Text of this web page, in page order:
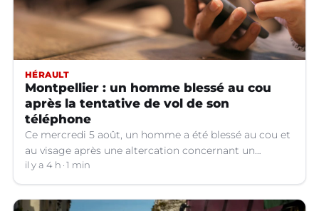
HÉRAULT
Montpellier : un homme blessé au cou
après la tentative de vol de son
téléphone
Ce mercredi 5 août, un homme a été blessé au cou et
au visage après une altercation concernant un
téléphone portable à Montpellier (Hérault).
il y a 4 h 1 min